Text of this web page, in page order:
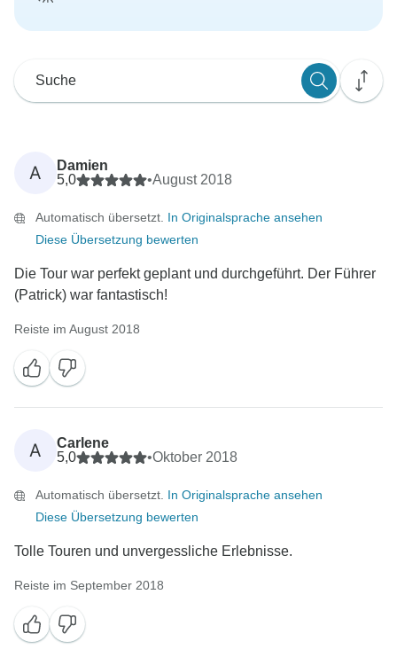
A
Damien
5,0
•August 2018
Automatisch übersetzt. In Originalsprache ansehen
Diese Übersetzung bewerten
Die Tour war perfekt geplant und durchgeführt. Der Führer
(Patrick) war fantastisch!
Reiste im August 2018
A
Carlene
5,0
•Oktober 2018
Automatisch übersetzt. In Originalsprache ansehen
Diese Übersetzung bewerten
Tolle Touren und unvergessliche Erlebnisse.
Reiste im September 2018